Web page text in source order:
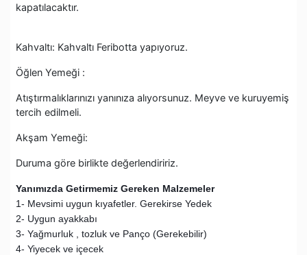
kapatılacaktır.
Kahvaltı: Kahvaltı Feribotta yapıyoruz.
Öğlen Yemeği :
Atıştırmalıklarınızı yanınıza alıyorsunuz. Meyve ve kuruyemiş
tercih edilmeli.
Akşam Yemeği:
Duruma göre birlikte değerlendiririz.
Yanımızda Getirmemiz Gereken Malzemeler
1- Mevsimi uygun kıyafetler. Gerekirse Yedek
2- Uygun ayakkabı
3- Yağmurluk , tozluk ve Panço (Gerekebilir)
4- Yiyecek ve içecek